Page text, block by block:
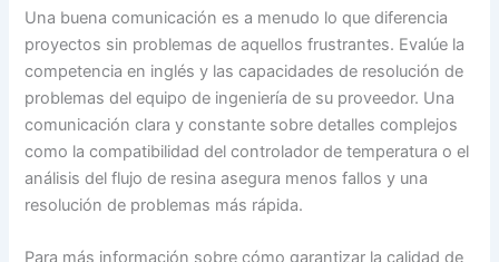
Una buena comunicación es a menudo lo que diferencia
proyectos sin problemas de aquellos frustrantes. Evalúe la
competencia en inglés y las capacidades de resolución de
problemas del equipo de ingeniería de su proveedor. Una
comunicación clara y constante sobre detalles complejos
como la compatibilidad del controlador de temperatura o el
análisis del flujo de resina asegura menos fallos y una
resolución de problemas más rápida.
Para más información sobre cómo garantizar la calidad de